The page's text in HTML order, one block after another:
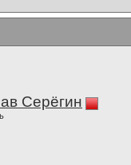
Серёгин